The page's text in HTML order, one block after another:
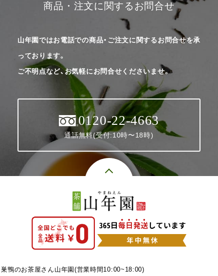
商品・注文に関するお問合せ
山年園ではお電話での商品・ご注文に関するお問合せを承
っております。
ご不明点など、お気軽にお問合せくださいませ。
0120-22-4663
通話無料(受付:10時〜18時)
巣鴨のお茶屋さん山年園(営業時間10:00~18:00)